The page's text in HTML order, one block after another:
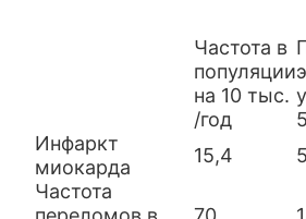
Частота в
популяции
на 10 тыс.
/год
Инфаркт
миокарда
15,4
Частота